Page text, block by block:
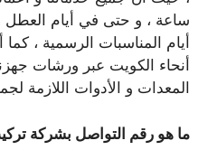
ساعة ، و حتى في أيام
أيام المناسبات الرسمية ،
أنحاء الكويت عبر ورشات
المعدات و الأدوات اللازمة
ما هو رقم التواصل بشركة